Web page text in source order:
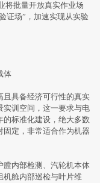
将批量开放真实作业场
证场”，加速实现从实验
体
且具备经济可行性的真实
实训空间，这一要求与电
的标准化建设，绝大多数
定，非常适合作为机器
膛内部检测、汽轮机本体
机舱内部巡检与叶片维